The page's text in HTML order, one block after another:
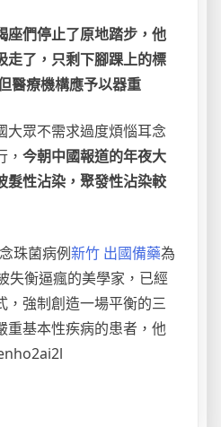
座們停止了原地踏步，他
走了，只剩下腳踝上的標
醫療機構應予以器重
大眾不需求過度煩惱耳念
今朝中國報道的年夜大
髮性沾染，聚發性沾染較
珠菌病例新竹 出國備藥為
失衡逼瘋的美學家，已經
，強制創造一場平衡的三
重基本性疾病的患者，他